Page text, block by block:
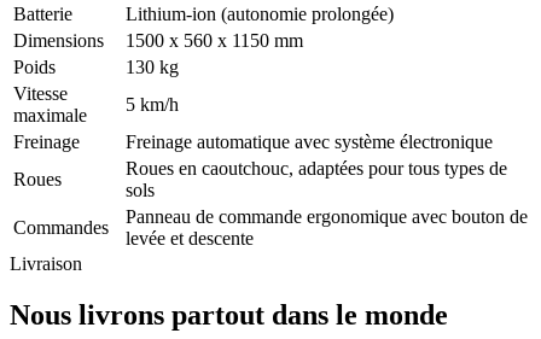
Batterie
Lithium-ion (autonomie prolongée)
Dimensions
1500 x 560 x 1150 mm
Poids
130 kg
Vitesse
maximale
5 km/h
Freinage
Freinage automatique avec système électronique
Roues
Roues en caoutchouc, adaptées pour tous types de
sols
Commandes
Panneau de commande ergonomique avec bouton de
levée et descente
Livraison
Nous livrons partout dans le monde